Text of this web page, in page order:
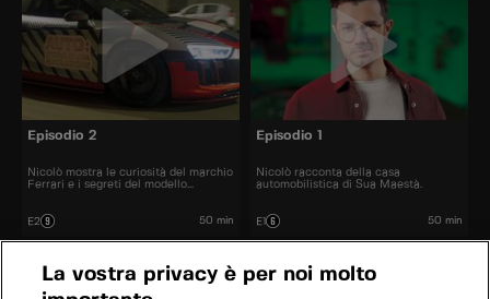
Episodio 2
Nicolò mostra le curiosità del marchio
Ferrari e i segreti del modello
E2 50 min
Episodio 1
Nicolò racconta della casa
automobilistica di Sua Maestà.
E1 50 min
La vostra privacy è per noi molto